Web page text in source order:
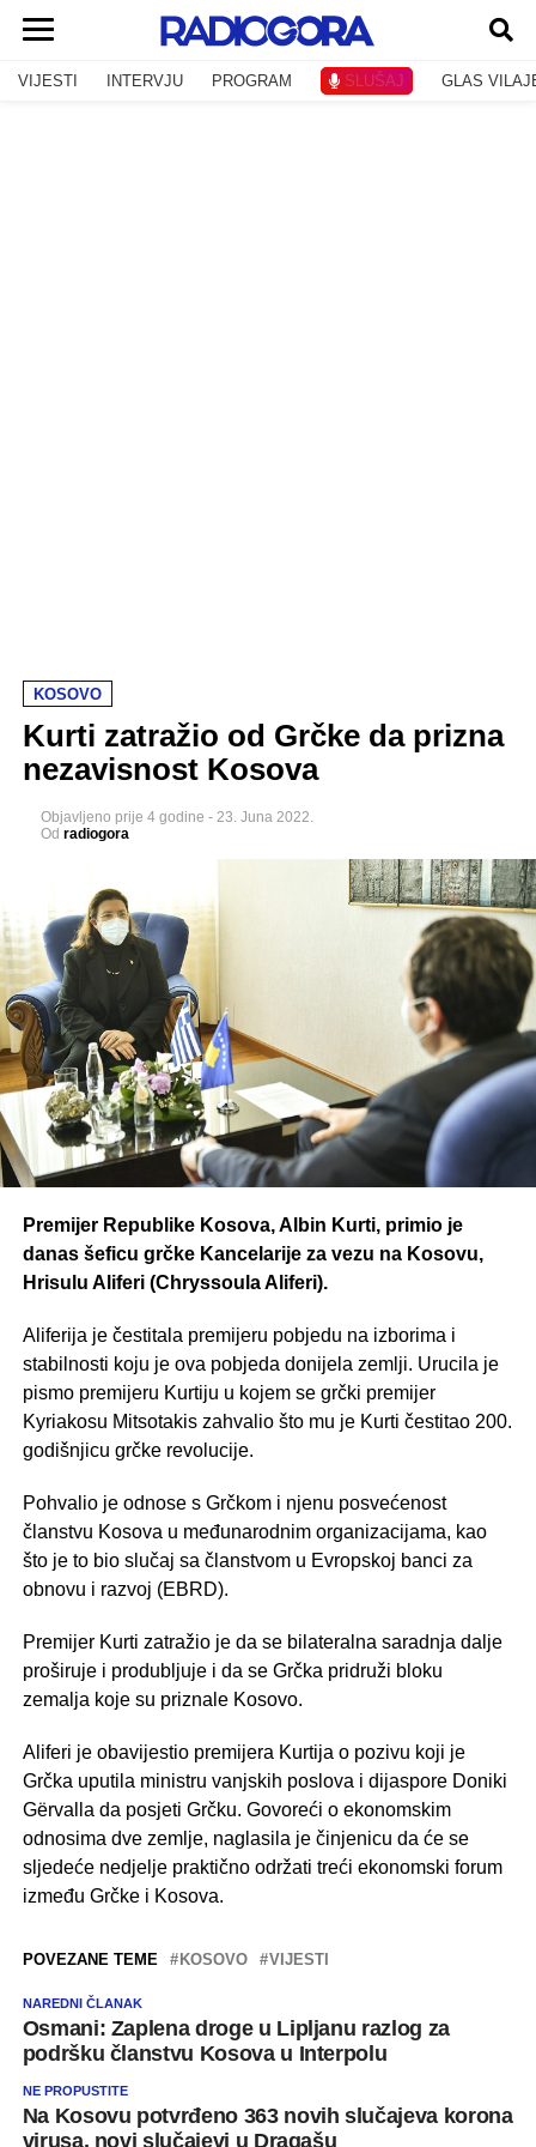
VIJESTI INTERVJU PROGRAM SLUŠAJ GLAS
KOSOVO
Kurti zatražio od Grčke da prizna
nezavisnost Kosova
Objavljeno prije 4 godine - 23. Juna 2022.
Od radiogora
Premijer Republike Kosova, Albin Kurti, primio je
danas šeficu grčke Kancelarije za vezu na Kosovu,
Hrisulu Aliferi (Chryssoula Aliferi).
Aliferija je čestitala premijeru pobjedu na izborima i
stabilnosti koju je ova pobjeda donijela zemlji. Urucila je
pismo premijeru Kurtiju u kojem se grčki premijer
Kyriakosu Mitsotakis zahvalio što mu je Kurti čestitao 200.
godišnjicu grčke revolucije.
Pohvalio je odnose s Grčkom i njenu posvećenost
članstvu Kosova u međunarodnim organizacijama, kao
što je to bio slučaj sa članstvom u Evropskoj banci za
obnovu i razvoj (EBRD).
Premijer Kurti zatražio je da se bilateralna saradnja dalje
proširuje i produbljuje i da se Grčka pridruži bloku
zemalja koje su priznale Kosovo.
Aliferi je obavijestio premijera Kurtija o pozivu koji je
Grčka uputila ministru vanjskih poslova i dijaspore Doniki
Gërvalla da posjeti Grčku. Govoreći o ekonomskim
odnosima dve zemlje, naglasila je činjenicu da će se
sljedeće nedjelje praktično održati treći ekonomski forum
između Grčke i Kosova.
POVEZANE TEME KOSOVO VIJESTI
NAREDNI ČLANAK
Osmani: Zaplena droge u Lipljanu razlog za
podršku članstvu Kosova u Interpolu
NE PROPUSTITE
Na Kosovu potvrđeno 363 novih slučajeva korona
virusa, novi slučajevi u Dragašu